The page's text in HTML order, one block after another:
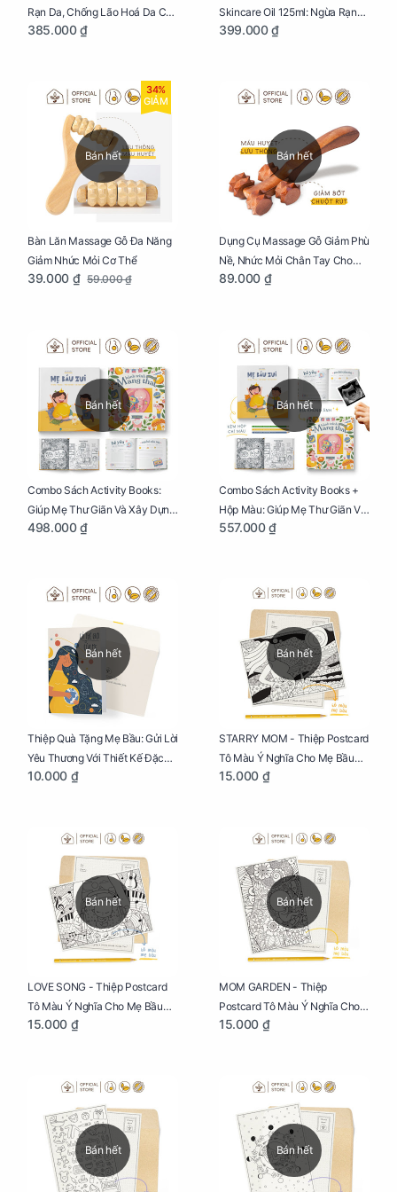
Rạn Da, Chống Lão Hoá Da Cho
Mẹ Bầu Tuýp 125g
385.000 ₫
Skincare Oil 125ml: Ngừa Rạn
Da, Chăm Sóc Da Toàn Diện
399.000 ₫
Bán hết
34%
GIẢM
Bàn Lăn Massage Gỗ Đa Năng
Giảm Nhức Mỏi Cơ Thể
39.000 ₫ 59.000 ₫
Bán hết
Dụng Cụ Massage Gỗ Giảm Phù
Nề, Nhức Mỏi Chân Tay Cho
Mẹ Bầu
89.000 ₫
Bán hết
Combo Sách Activity Books:
Giúp Mẹ Thư Giãn Và Xây Dựng
Thai Kỳ Chu Đáo
498.000 ₫
Bán hết
Combo Sách Activity Books +
Hộp Màu: Giúp Mẹ Thư Giãn Và
Xây Dựng Thai Kỳ Chu Đáo
557.000 ₫
Bán hết
Thiệp Quà Tặng Mẹ Bầu: Gửi Lời
Yêu Thương Với Thiết Kế Đặc
Biệt Dành Riêng Cho Mẹ Bầu
10.000 ₫
Bán hết
STARRY MOM - Thiệp Postcard
Tô Màu Ý Nghĩa Cho Mẹ Bầu
Sáng Tạo, Thư Giãn Và Hạnh
15.000 ₫
Bán hết
LOVE SONG - Thiệp Postcard
Tô Màu Ý Nghĩa Cho Mẹ Bầu
Sáng Tạo, Thư Giãn Và Hạnh
15.000 ₫
Bán hết
MOM GARDEN - Thiệp
Postcard Tô Màu Ý Nghĩa Cho
Mẹ Bầu Sáng Tạo, Thư Giãn Và
15.000 ₫
Bán hết Bán hết